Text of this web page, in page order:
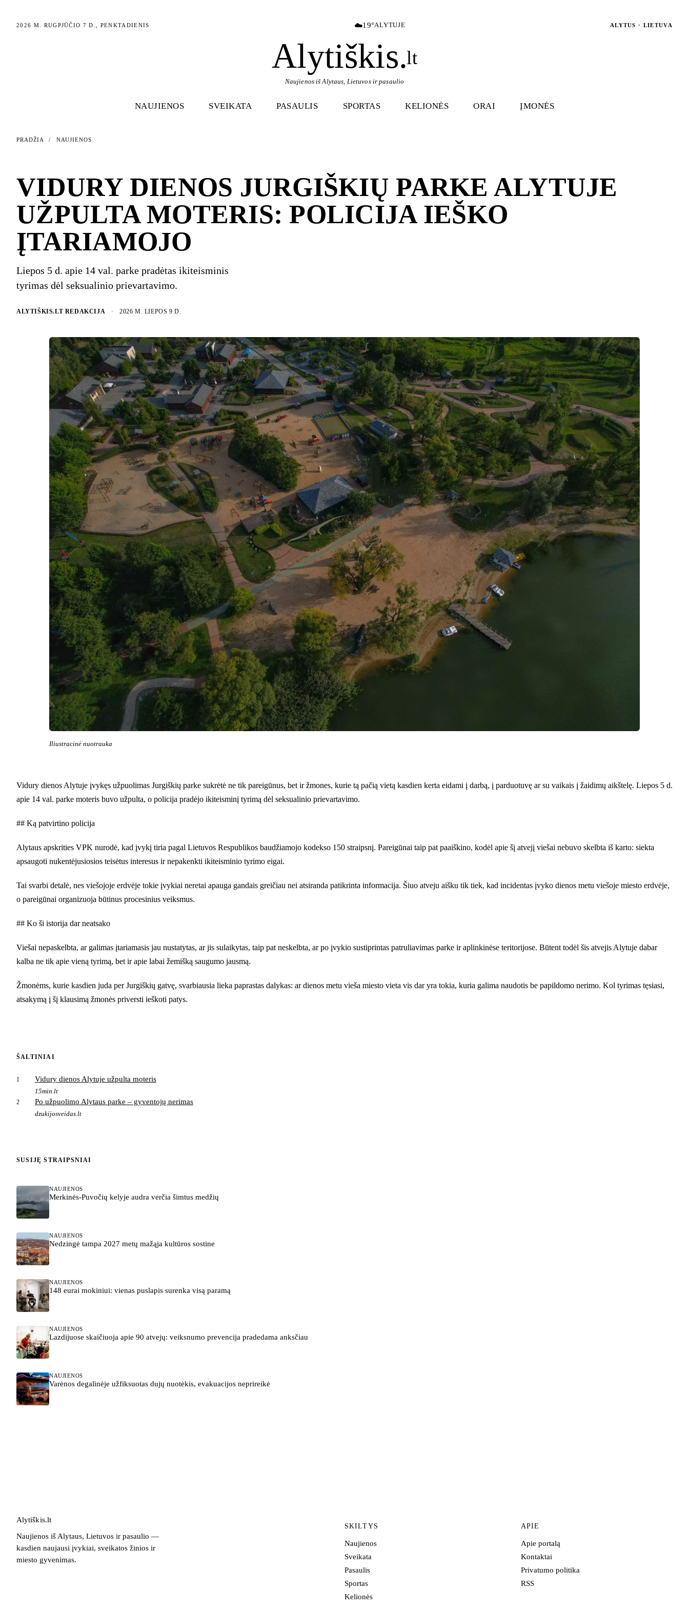
2026 M. RUGPJŪČIO 7 D., PENKTADIENIS ☁️19°ALYTUJE ALYTUS · LIETUVA
Alytiškis.lt
Naujienos iš Alytaus, Lietuvos ir pasaulio
NAUJIENOS SVEIKATA PASAULIS SPORTAS KELIONĖS ORAI ĮMONĖS
PRADŽIA / NAUJIENOS
VIDURY DIENOS JURGIŠKIŲ PARKE ALYTUJE
UŽPULTA MOTERIS: POLICIJA IEŠKO
ĮTARIAMOJO
Liepos 5 d. apie 14 val. parke pradėtas ikiteisminis
tyrimas dėl seksualinio prievartavimo.
ALYTIŠKIS.LT REDAKCIJA · 2026 M. LIEPOS 9 D.
Iliustracinė nuotrauka
Vidury dienos Alytuje įvykęs užpuolimas Jurgiškių parke sukrėtė ne tik pareigūnus, bet ir žmones, kurie tą pačią vietą kasdien kerta eidami į darbą, į parduotuvę ar su vaikais į žaidimų aikštelę. Liepos 5 d.
apie 14 val. parke moteris buvo užpulta, o policija pradėjo ikiteisminį tyrimą dėl seksualinio prievartavimo.
## Ką patvirtino policija
Alytaus apskrities VPK nurodė, kad įvykį tiria pagal Lietuvos Respublikos baudžiamojo kodekso 150 straipsnį. Pareigūnai taip pat paaiškino, kodėl apie šį atvejį viešai nebuvo skelbta iš karto: siekta
apsaugoti nukentėjusiosios teisėtus interesus ir nepakenkti ikiteisminio tyrimo eigai.
Tai svarbi detalė, nes viešojoje erdvėje tokie įvykiai neretai apauga gandais greičiau nei atsiranda patikrinta informacija. Šiuo atveju aišku tik tiek, kad incidentas įvyko dienos metu viešoje miesto erdvėje,
o pareigūnai organizuoja būtinus procesinius veiksmus.
## Ko ši istorija dar neatsako
Viešai nepaskelbta, ar galimas įtariamasis jau nustatytas, ar jis sulaikytas, taip pat neskelbta, ar po įvykio sustiprintas patruliavimas parke ir aplinkinėse teritorijose. Būtent todėl šis atvejis Alytuje dabar
kalba ne tik apie vieną tyrimą, bet ir apie labai žemišką saugumo jausmą.
Žmonėms, kurie kasdien juda per Jurgiškių gatvę, svarbiausia lieka paprastas dalykas: ar dienos metu vieša miesto vieta vis dar yra tokia, kuria galima naudotis be papildomo nerimo. Kol tyrimas tęsiasi,
atsakymą į šį klausimą žmonės priversti ieškoti patys.
ŠALTINIAI
1 Vidury dienos Alytuje užpulta moteris
15min.lt
2 Po užpuolimo Alytaus parke – gyventojų nerimas
dzukijosveidas.lt
SUSIJĘ STRAIPSNIAI
NAUJIENOS
Merkinės-Puvočių kelyje audra verčia šimtus medžių
NAUJIENOS
Nedzingė tampa 2027 metų mažąja kultūros sostine
NAUJIENOS
148 eurai mokiniui: vienas puslapis surenka visą paramą
NAUJIENOS
Lazdijuose skaičiuoja apie 90 atvejų: veiksnumo prevencija pradedama anksčiau
NAUJIENOS
Varėnos degalinėje užfiksuotas dujų nuotėkis, evakuacijos neprireikė
Alytiškis.lt
Naujienos iš Alytaus, Lietuvos ir pasaulio —
kasdien naujausi įvykiai, sveikatos žinios ir
miesto gyvenimas.
SKILTYS
Naujienos
Sveikata
Pasaulis
Sportas
Kelionės
APIE
Apie portalą
Kontaktai
Privatumo politika
RSS